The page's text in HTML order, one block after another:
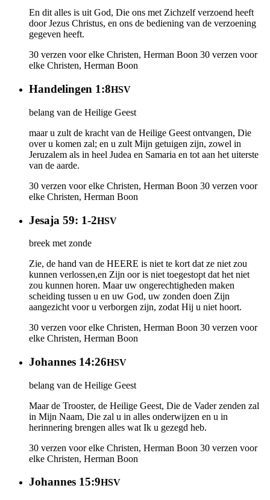
En dit alles is uit God, Die ons met Zichzelf verzoend heeft
door Jezus Christus, en ons de bediening van de verzoening
gegeven heeft.
30 verzen voor elke Christen, Herman Boon 30 verzen voor
elke Christen, Herman Boon
Handelingen 1:8HSV
belang van de Heilige Geest
maar u zult de kracht van de Heilige Geest ontvangen, Die
over u komen zal; en u zult Mijn getuigen zijn, zowel in
Jeruzalem als in heel Judea en Samaria en tot aan het uiterste
van de aarde.
30 verzen voor elke Christen, Herman Boon 30 verzen voor
elke Christen, Herman Boon
Jesaja 59: 1-2HSV
breek met zonde
Zie, de hand van de HEERE is niet te kort dat ze niet zou
kunnen verlossen,en Zijn oor is niet toegestopt dat het niet
zou kunnen horen. Maar uw ongerechtigheden maken
scheiding tussen u en uw God, uw zonden doen Zijn
aangezicht voor u verborgen zijn, zodat Hij u niet hoort.
30 verzen voor elke Christen, Herman Boon 30 verzen voor
elke Christen, Herman Boon
Johannes 14:26HSV
belang van de Heilige Geest
Maar de Trooster, de Heilige Geest, Die de Vader zenden zal
in Mijn Naam, Die zal u in alles onderwijzen en u in
herinnering brengen alles wat Ik u gezegd heb.
30 verzen voor elke Christen, Herman Boon 30 verzen voor
elke Christen, Herman Boon
Johannes 15:9HSV